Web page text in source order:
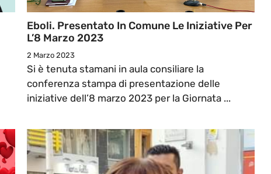
Eboli. Presentato In Comune Le Iniziative Per
L’8 Marzo 2023
2 Marzo 2023
Si è tenuta stamani in aula consiliare la
conferenza stampa di presentazione delle
iniziative dell’8 marzo 2023 per la Giornata ...